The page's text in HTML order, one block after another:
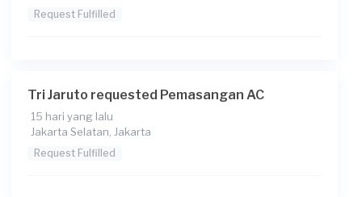
Request Fulfilled
Tri Jaruto requested Pemasangan AC
15 hari yang lalu
Jakarta Selatan, Jakarta
Request Fulfilled